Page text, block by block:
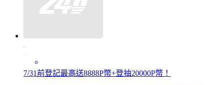
7/31前登記最高送8888P幣+登抽20000P幣！